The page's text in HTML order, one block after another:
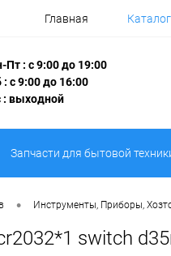
Главная Каталог
Пт : с 9:00 до 19:00
: с 9:00 до 16:00
: выходной
Запчасти для бытовой
• Инструменты, Приборы,
switch